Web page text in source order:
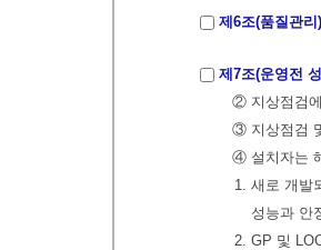
제6조(품질관리)
제7조(운영전
② 지상점검
③ 지상점검
④ 설치자는
1. 새로 개발
성능과 안
2. GP 및